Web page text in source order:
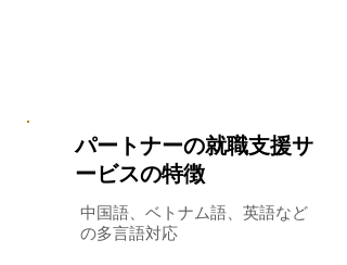
パートナーの就職支援サ
ービスの特徴
中国語、ベトナム語、英語など
の多言語対応